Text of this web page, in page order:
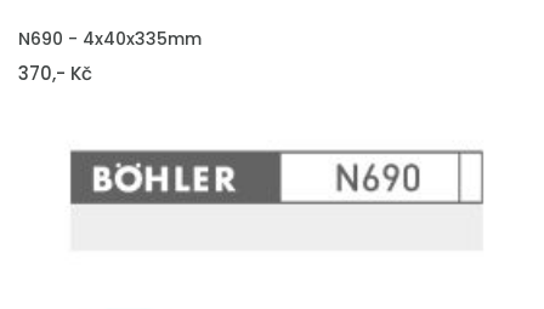
VLOŽIT DO KOŠÍKU
N690 - 4x40x335mm
370,- Kč